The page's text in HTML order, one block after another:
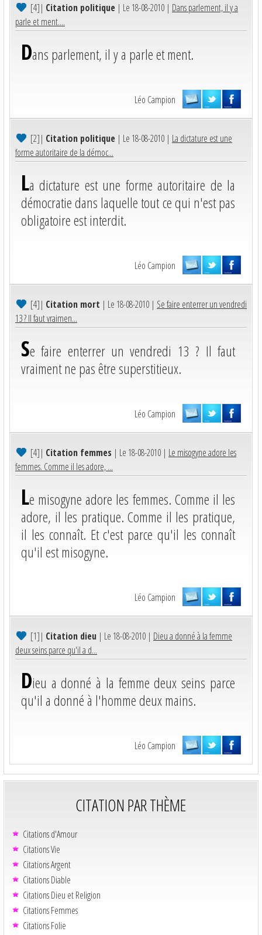
[4]| Citation politique | Le 18-08-2010 | Dans parlement, il y a
parle et ment....
Dans parlement, il y a parle et ment.
Léo Campion
[2]| Citation politique | Le 18-08-2010 | La dictature est une
forme autoritaire de la démoc...
La dictature est une forme autoritaire de la
démocratie dans laquelle tout ce qui n'est pas
obligatoire est interdit.
Léo Campion
[4]| Citation mort | Le 18-08-2010 | Se faire enterrer un vendredi
13 ? Il faut vraimen...
Se faire enterrer un vendredi 13 ? Il faut
vraiment ne pas être superstitieux.
Léo Campion
[4]| Citation femmes | Le 18-08-2010 | Le misogyne adore les
femmes. Comme il les adore, ...
Le misogyne adore les femmes. Comme il les
adore, il les pratique. Comme il les pratique,
il les connaît. Et c'est parce qu'il les connaît
qu'il est misogyne.
Léo Campion
[1]| Citation dieu | Le 18-08-2010 | Dieu a donné à la femme
deux seins parce qu'il a d...
Dieu a donné à la femme deux seins parce
qu'il a donné à l'homme deux mains.
Léo Campion
CITATION PAR THÈME
Citations d'Amour
Citations Vie
Citations Argent
Citations Diable
Citations Dieu et Religion
Citations Femmes
Citations Folie